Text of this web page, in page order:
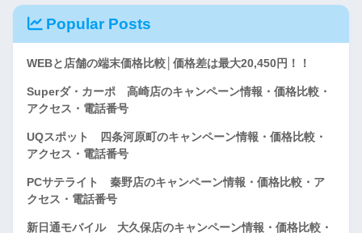
Popular Posts
WEBと店舗の端末価格比較│価格差は最大20,450円！！
Superダ・カーポ 高崎店のキャンペーン情報・価格比較・
アクセス・電話番号
UQスポット 四条河原町のキャンペーン情報・価格比較・
アクセス・電話番号
PCサテライト 秦野店のキャンペーン情報・価格比較・ア
クセス・電話番号
新日通モバイル 大久保店のキャンペーン情報・価格比較・